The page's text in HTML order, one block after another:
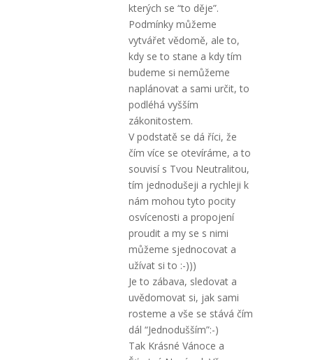
kterých se “to děje”.
Podmínky můžeme
vytvářet vědomě, ale to,
kdy se to stane a kdy tím
budeme si nemůžeme
naplánovat a sami určit, to
podléhá vyšším
zákonitostem.
V podstatě se dá říci, že
čím více se otevíráme, a to
souvisí s Tvou Neutralitou,
tím jednodušeji a rychleji k
nám mohou tyto pocity
osvícenosti a propojení
proudit a my se s nimi
můžeme sjednocovat a
užívat si to :-)))
Je to zábava, sledovat a
uvědomovat si, jak sami
rosteme a vše se stává čím
dál “Jednodušším”:-)
Tak Krásné Vánoce a